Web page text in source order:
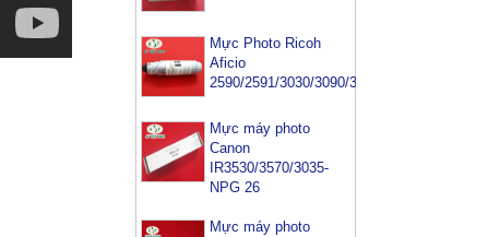
Mực Photo Ricoh
Aficio
2590/2591/3030/3090/3391
Mực máy photo
Canon
IR3530/3570/3035-
NPG 26
Mực máy photo